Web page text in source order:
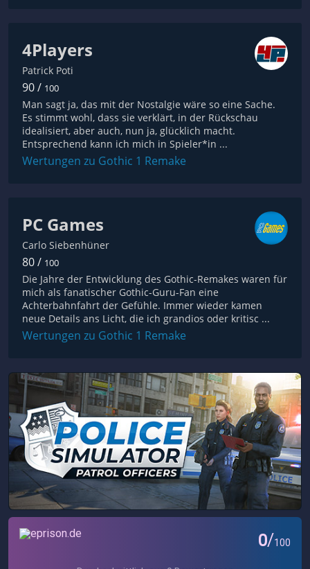
4Players
Patrick Poti
90 / 100
Man sagt ja, das mit der Nostalgie wäre so eine Sache.
Es stimmt wohl, dass sie verklärt, in der Rückschau
idealisiert, aber auch, nun ja, glücklich macht.
Entsprechend kann ich mich in Spieler*in ...
Wertungen zu Gothic 1 Remake
PC Games
Carlo Siebenhüner
80 / 100
Die Jahre der Entwicklung des Gothic-Remakes waren für
mich als fanatischer Gothic-Guru-Fan eine
Achterbahnfahrt der Gefühle. Immer wieder kamen
neue Details ans Licht, die ich grandios oder kritisc ...
Wertungen zu Gothic 1 Remake